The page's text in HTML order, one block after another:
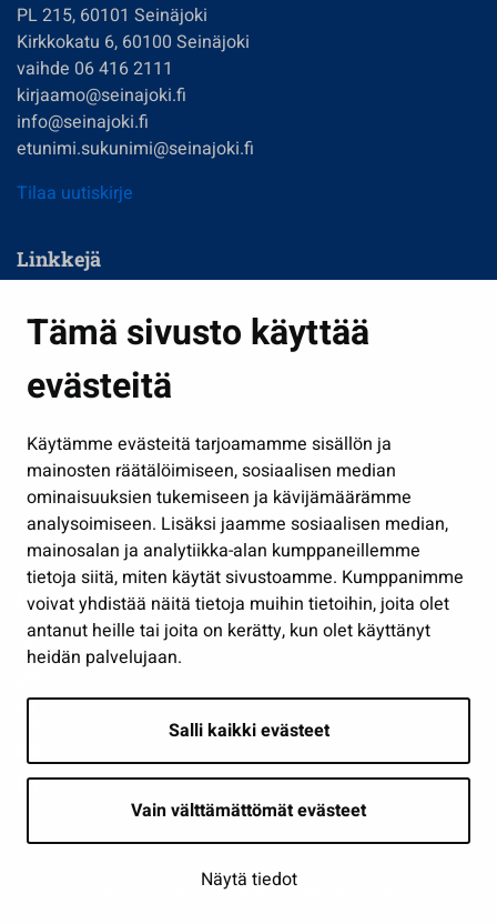
Tämä sivusto käyttää
evästeitä
Käytämme evästeitä tarjoamamme sisällön ja
mainosten räätälöimiseen, sosiaalisen median
ominaisuuksien tukemiseen ja kävijämäärämme
analysoimiseen. Lisäksi jaamme sosiaalisen median,
mainosalan ja analytiikka-alan kumppaneillemme
tietoja siitä, miten käytät sivustoamme. Kumppanimme
voivat yhdistää näitä tietoja muihin tietoihin, joita olet
antanut heille tai joita on kerätty, kun olet käyttänyt
heidän palvelujaan.
Salli kaikki evästeet
Vain välttämättömät evästeet
Näytä tiedot
PL 215, 60101 Seinäjoki
Kirkkokatu 6, 60100 Seinäjoki
vaihde 06 416 2111
kirjaamo@seinajoki.fi
info@seinajoki.fi
etunimi.sukunimi@seinajoki.fi
Tilaa uutiskirje
Linkkejä
Kasvatus ja opetus
Kulttuuri ja liikunta
Työ ja yrittäminen
Osallistu ja asioi
Näytä omat evästeasetukseni
Seuraa meitä
Saavutettavuusseloste | © Seinäjoki 2026